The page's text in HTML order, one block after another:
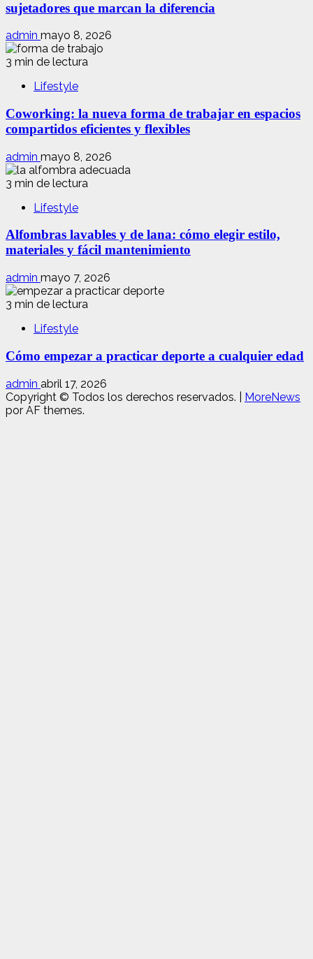
sujetadores que marcan la diferencia
admin mayo 8, 2026
3 min de lectura
Lifestyle
Coworking: la nueva forma de trabajar en espacios
compartidos eficientes y flexibles
admin mayo 8, 2026
3 min de lectura
Lifestyle
Alfombras lavables y de lana: cómo elegir estilo,
materiales y fácil mantenimiento
admin mayo 7, 2026
3 min de lectura
Lifestyle
Cómo empezar a practicar deporte a cualquier edad
admin abril 17, 2026
Copyright © Todos los derechos reservados.
MoreNews
por AF themes.